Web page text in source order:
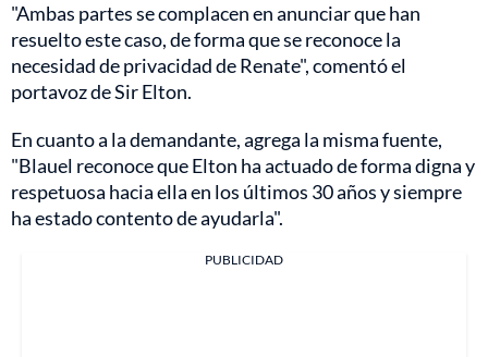
"Ambas partes se complacen en anunciar que han
resuelto este caso, de forma que se reconoce la
necesidad de privacidad de Renate", comentó el
portavoz de Sir Elton.
En cuanto a la demandante, agrega la misma fuente,
"Blauel reconoce que Elton ha actuado de forma digna y
respetuosa hacia ella en los últimos 30 años y siempre
ha estado contento de ayudarla".
PUBLICIDAD